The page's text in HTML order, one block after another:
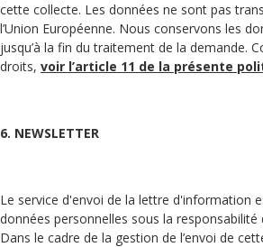
cette collecte. Les données ne sont pas
l’Union Européenne. Nous conservons les
jusqu’à la fin du traitement de la demande.
droits, voir l’article 11 de la présente
6. NEWSLETTER
Le service d'envoi de la lettre d'information
données personnelles sous la responsabilité
Dans le cadre de la gestion de l’envoi de